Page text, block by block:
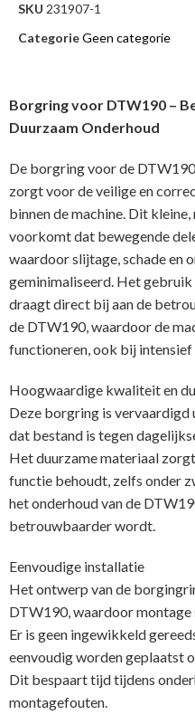
SKU 231907-1
CategorieGeen categorie
Borgring voor DTW190 –
Duurzaam Onderhoud
De borgring voor de
zorgt voor de veilige en
binnen de machine. Dit
voorkomt dat bewegende
waardoor slijtage, schade en
geminimaliseerd. Het
draagt direct bij aan de
de DTW190, waardoor de
functioneren, ook bij
Hoogwaardige kwaliteit en
Deze borgring is
dat bestand is tegen
Het duurzame materiaal
functie behoudt, zelfs onder
het onderhoud van de
betrouwbaarder wordt.
Eenvoudige installatie
Het ontwerp van de
DTW190, waardoor
Er is geen ingewikkeld
eenvoudig worden geplaatst
Dit bespaart tijd tijdens
montagefouten.